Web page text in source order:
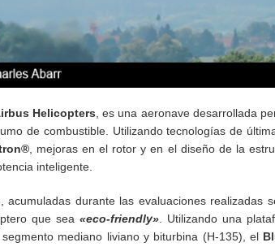
Helicopters, es una aeronave desarrollada
de combustible. Utilizando tecnologías de
, mejoras en el rotor y en el diseño de la
inteligente.
durante las evaluaciones realizadas
que sea «eco-friendly». Utilizando una
mediano liviano y biturbina (H-135), el